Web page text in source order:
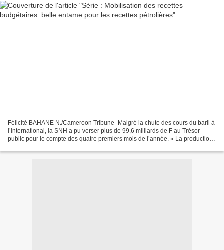
Félicité BAHANE N./Cameroon Tribune- Malgré la chute des cours du baril à
l’international, la SNH a pu verser plus de 99,6 milliards de F au Trésor
public pour le compte des quatre premiers mois de l’année. « La production